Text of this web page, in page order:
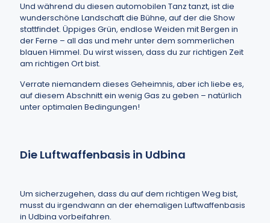
Und während du diesen automobilen Tanz tanzt, ist die
wunderschöne Landschaft die Bühne, auf der die Show
stattfindet. Üppiges Grün, endlose Weiden mit Bergen in
der Ferne – all das und mehr unter dem sommerlichen
blauen Himmel. Du wirst wissen, dass du zur richtigen Zeit
am richtigen Ort bist.
Verrate niemandem dieses Geheimnis, aber ich liebe es,
auf diesem Abschnitt ein wenig Gas zu geben – natürlich
unter optimalen Bedingungen!
Die Luftwaffenbasis in Udbina
Um sicherzugehen, dass du auf dem richtigen Weg bist,
musst du irgendwann an der ehemaligen Luftwaffenbasis
in Udbina vorbeifahren.